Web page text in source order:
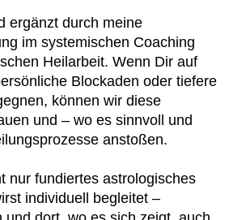
und entwickelst ein
für Dich selbst.
zu einem wertvollen
eigene Entwicklung –
ob Du später Menschen
das Wissen zunächst für
eigenen Tempo
ergänzt durch meine
im systemischen Coaching
Heilarbeit. Wenn Dir auf
Blockaden oder tiefere
können wir diese
und – wo es sinnvoll und
anstoßen.
nur fundiertes astrologisches
individuell begleitet –